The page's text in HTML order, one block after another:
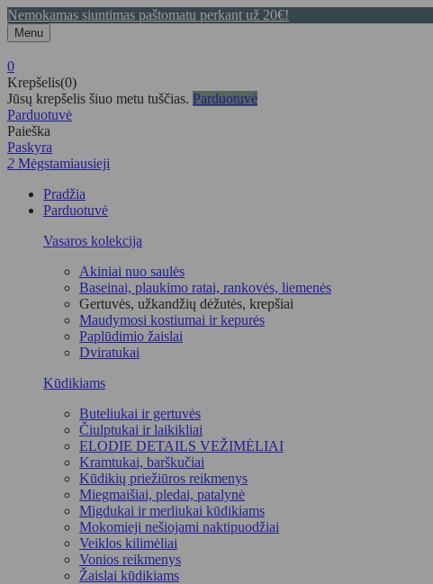
Nemokamas siuntimas paštomatu perkant už 20€!
Menu
0
Krepšelis(0)
Jūsų krepšelis šiuo metu tuščias. Parduotuvė
Parduotuvė
Paieška
Paskyra
2 Mėgstamiausieji
Pradžia
Parduotuvė
Vasaros kolekcija
Akiniai nuo saulės
Baseinai, plaukimo ratai, rankovės, liemenės
Gertuvės, užkandžių dėžutės, krepšiai
Maudymosi kostiumai ir kepurės
Paplūdimio žaislai
Dviratukai
Kūdikiams
Buteliukai ir gertuvės
Čiulptukai ir laikikliai
ELODIE DETAILS VEŽIMĖLIAI
Kramtukai, barškučiai
Kūdikių priežiūros reikmenys
Miegmaišiai, pledai, patalynė
Migdukai ir merliukai kūdikiams
Mokomieji nešiojami naktipuodžiai
Veiklos kilimėliai
Vonios reikmenys
Žaislai kūdikiams